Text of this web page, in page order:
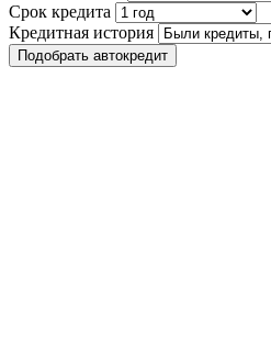
Срок кредита
Кредитная история
Подобрать автокредит